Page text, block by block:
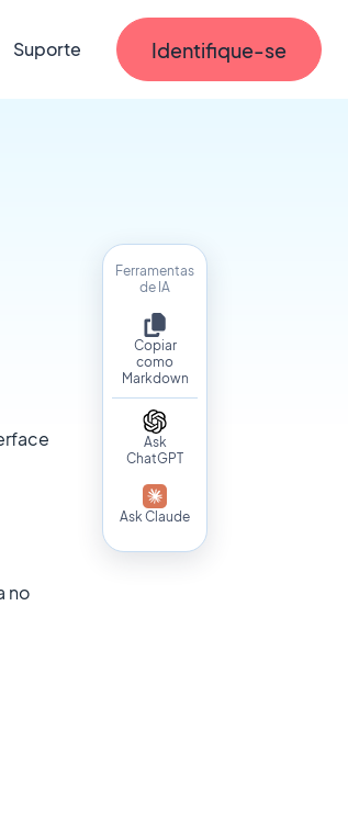
Suporte Identifique-se
Ferramentas
de IA
Copiar
como
Markdown
Ask
ChatGPT
Ask Claude
no